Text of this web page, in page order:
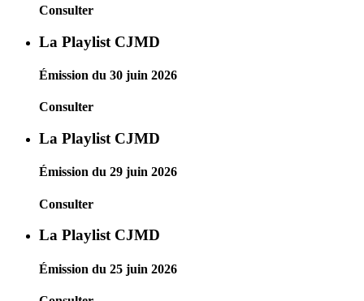
Consulter
La Playlist CJMD
Émission du 30 juin 2026
Consulter
La Playlist CJMD
Émission du 29 juin 2026
Consulter
La Playlist CJMD
Émission du 25 juin 2026